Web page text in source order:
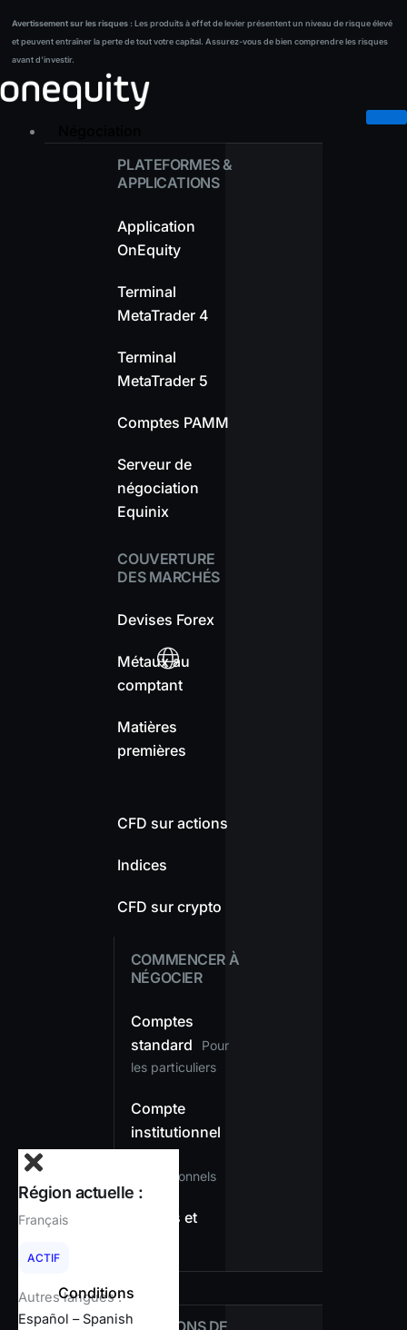
au
contenu
Avertissement sur les risques : Les produits à effet de levier présentent un niveau de risque élevé
et peuvent entraîner la perte de tout votre capital. Assurez-vous de bien comprendre les risques
avant d’investir.
Avertissement sur les risques : Les produits à effet de levier présentent un niveau de risque élevé
et peuvent entraîner la perte de tout votre capital. Assurez-vous de bien comprendre les risques
avant d’investir.
PLATEFORMES &
APPLICATIONS
Application
OnEquity
Terminal
MetaTrader 4
Terminal
MetaTrader 5
Comptes PAMM
Serveur de
négociation
Equinix
COUVERTURE
DES MARCHÉS
Devises Forex
Métaux au
comptant
Matières
premières
CFD sur actions
Indices
CFD sur crypto
COMMENCER À
NÉGOCIER
Comptes
standard
Pour
les particuliers
Compte
institutionnel
Pour les
professionnels
Dépôts et
Conditions
Région actuelle :
Français
ACTIF
Autres langues :
Español – Spanish